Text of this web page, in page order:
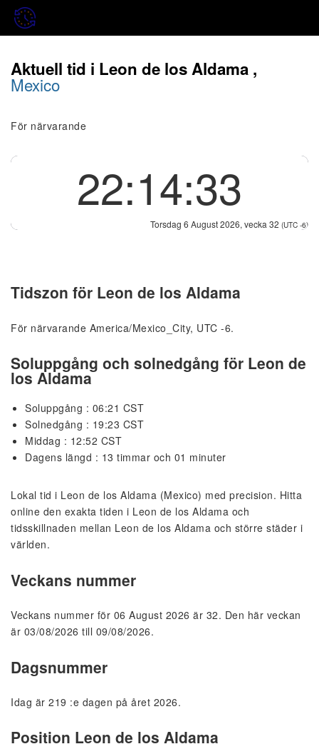
Aktuell tid i Leon de los Aldama ,
Mexico
För närvarande
22:14:33
Torsdag 6 August 2026, vecka 32 (UTC -6)
Tidszon för Leon de los Aldama
För närvarande America/Mexico_City, UTC -6.
Soluppgång och solnedgång för Leon de
los Aldama
Soluppgång : 06:21 CST
Solnedgång : 19:23 CST
Middag : 12:52 CST
Dagens längd : 13 timmar och 01 minuter
Lokal tid i Leon de los Aldama (Mexico) med precision. Hitta
online den exakta tiden i Leon de los Aldama och
tidsskillnaden mellan Leon de los Aldama och större städer i
världen.
Veckans nummer
Veckans nummer för 06 August 2026 är 32. Den här veckan
är 03/08/2026 till 09/08/2026.
Dagsnummer
Idag är 219 :e dagen på året 2026.
Position Leon de los Aldama